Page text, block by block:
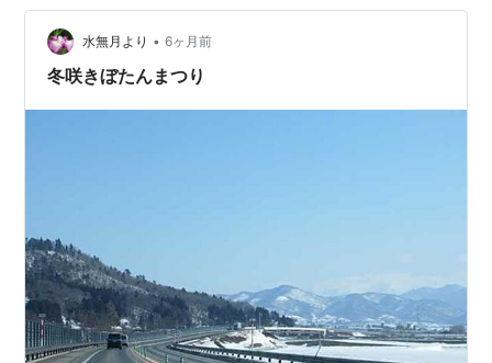
水無月より • 6ヶ月前
冬咲きぼたんまつり